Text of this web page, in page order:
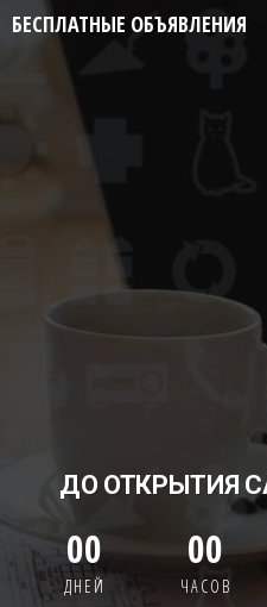
БЕСПЛАТНЫЕ ОБЪЯВЛЕНИЯ
ДО ОТКРЫТИЯ
00
ДНЕЙ
00
ЧАСОВ